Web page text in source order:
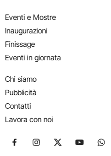
Eventi e Mostre
Inaugurazioni
Finissage
Eventi in giornata
Chi siamo
Pubblicità
Contatti
Lavora con noi
Seguici su Facebook
Seguici su Instagram
Seguici su X
Seguici